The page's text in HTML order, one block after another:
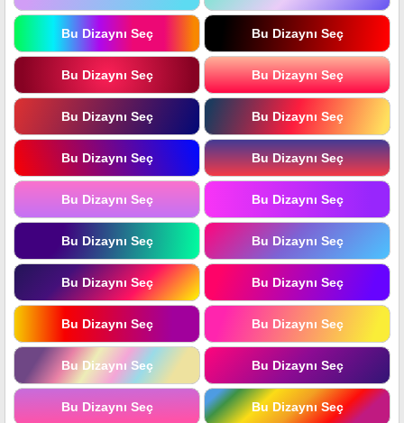
Bu Dizaynı Seç Bu Dizaynı Seç
Bu Dizaynı Seç Bu Dizaynı Seç
Bu Dizaynı Seç Bu Dizaynı Seç
Bu Dizaynı Seç Bu Dizaynı Seç
Bu Dizaynı Seç Bu Dizaynı Seç
Bu Dizaynı Seç Bu Dizaynı Seç
Bu Dizaynı Seç Bu Dizaynı Seç
Bu Dizaynı Seç Bu Dizaynı Seç
Bu Dizaynı Seç Bu Dizaynı Seç
Bu Dizaynı Seç Bu Dizaynı Seç